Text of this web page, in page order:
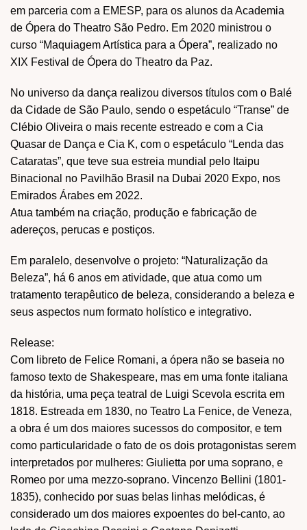
em parceria com a EMESP, para os alunos da Academia
de Ópera do Theatro São Pedro. Em 2020 ministrou o
curso “Maquiagem Artística para a Ópera”, realizado no
XIX Festival de Ópera do Theatro da Paz.
No universo da dança realizou diversos títulos com o Balé
da Cidade de São Paulo, sendo o espetáculo “Transe” de
Clébio Oliveira o mais recente estreado e com a Cia
Quasar de Dança e Cia K, com o espetáculo “Lenda das
Cataratas”, que teve sua estreia mundial pelo Itaipu
Binacional no Pavilhão Brasil na Dubai 2020 Expo, nos
Emirados Árabes em 2022.
Atua também na criação, produção e fabricação de
adereços, perucas e postiços.
Em paralelo, desenvolve o projeto: “Naturalização da
Beleza”, há 6 anos em atividade, que atua como um
tratamento terapêutico de beleza, considerando a beleza e
seus aspectos num formato holístico e integrativo.
Release:
Com libreto de Felice Romani, a ópera não se baseia no
famoso texto de Shakespeare, mas em uma fonte italiana
da história, uma peça teatral de Luigi Scevola escrita em
1818. Estreada em 1830, no Teatro La Fenice, de Veneza,
a obra é um dos maiores sucessos do compositor, e tem
como particularidade o fato de os dois protagonistas serem
interpretados por mulheres: Giulietta por uma soprano, e
Romeo por uma mezzo-soprano. Vincenzo Bellini (1801-
1835), conhecido por suas belas linhas melódicas, é
considerado um dos maiores expoentes do bel-canto, ao